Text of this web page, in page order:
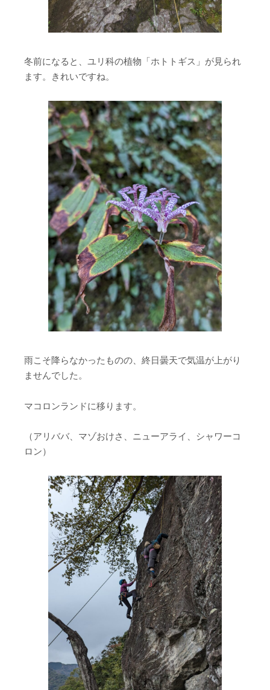
冬前になると、ユリ科の植物「ホトトギス」が見られ
ます。きれいですね。
雨こそ降らなかったものの、終日曇天で気温が上がり
ませんでした。
マコロンランドに移ります。
（アリババ、マゾおけさ、ニューアライ、シャワーコ
ロン）